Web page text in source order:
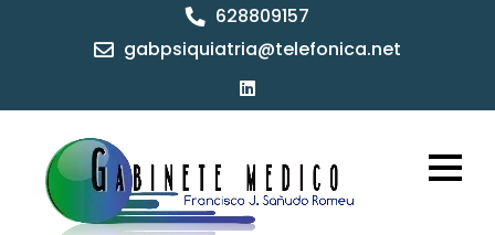
628809157
gabpsiquiatria@telefonica.net